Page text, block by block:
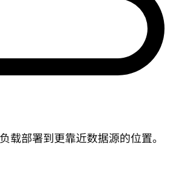
载部署到更靠近数据源的位置。